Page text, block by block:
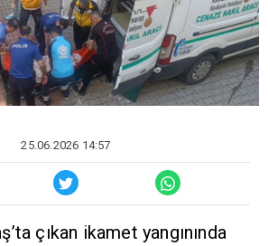
25.06.2026 14:57
çıkan ikamet yangınında